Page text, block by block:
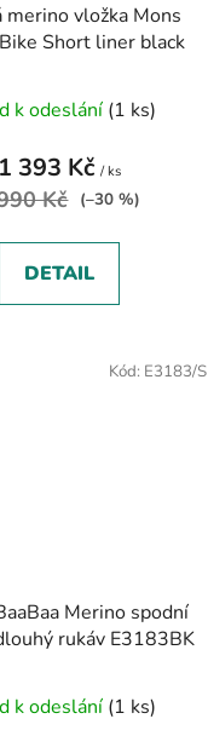
merino vložka Mons
Short liner black
k odeslání (1 ks)
1 393 Kč / ks
Kč (–30 %)
DETAIL
Merino spodní
vrstva - dlouhý rukáv E3183BK
k odeslání (1 ks)
Kód: E3183/S